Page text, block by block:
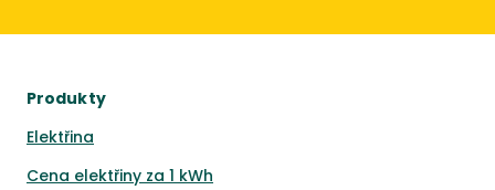
Produkty
Elektřina
Cena elektřiny za 1 kWh